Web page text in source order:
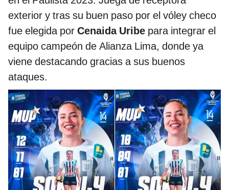
exterior y tras su buen paso por el vóley checo
fue elegida por Cenaida Uribe para integrar el
equipo campeón de Alianza Lima, donde ya
viene destacando gracias a sus buenos
ataques.